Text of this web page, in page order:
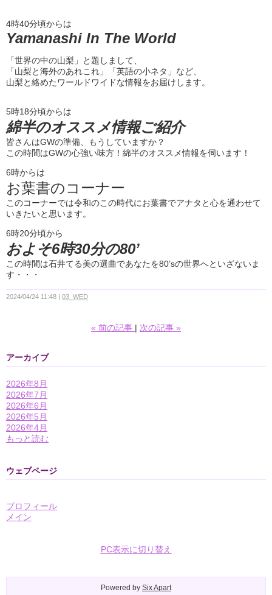
4時40分頃からは
Yamanashi In The World
「世界の中の山梨」と題しまして、
「山梨と海外のあれこれ」「英語の小ネタ」など、
山梨と絡めたワールドワイドな情報をお届けします。
5時18分頃からは
綿半のオススメ情報ご紹介
皆さんはGWの準備、もうしていますか？
この時間はGWの心強い味方！綿半のオススメ情報を伺います！
6時からは
お葉書のコーナー
このコーナーでは令和のこの時代にお葉書でアナタと心を通わせて
いきたいと思います。
6時20分頃から
およそ6時30分の80’
この時間は石井てる美の選曲であなたを80’sの世界へといざないま
す・・・
2024/04/24 11:48 03_WED
« 前の記事 次の記事 »
アーカイブ
2026年8月
2026年7月
2026年6月
2026年5月
2026年4月
もっと読む
ウェブページ
プロフィール
メイン
PC表示に切り替え
Powered by Six Apart